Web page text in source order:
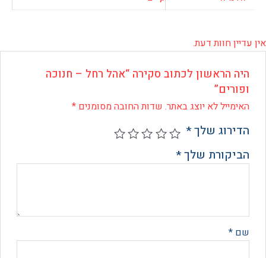
חוות דעת.
הראשון לכתוב סקירה “אהל רחל – חנוכה
לא יוצג באתר.שדות החובה מסומנים*
שלך*
שלך*